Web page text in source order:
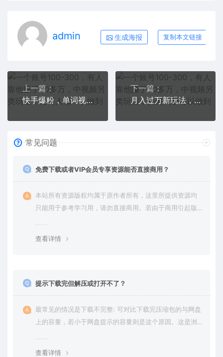
admin 生成海报 复制本文链接
上一篇：
快手爆粉，单词视频号最新进阶玩法，日收益500+（教程+素材）
下一篇：
月入过万新玩法，耽美广播剧，变现简单粗暴有手就会
常见问题
免费下载或者VIP会员专享资源能否直接商用？
本站所有资源版权均属于原作者所有，这里所提供资源均
只能用于参考学习用，请勿直接商用。若由于商用引起版
查看详情
提示下载完但解压或打开不了？
最常见的情况是下载不完整: 可对比下载完压缩包的与网盘
上的容量，若小于网盘提示的容量则是这个原因。这是浏
查看详情